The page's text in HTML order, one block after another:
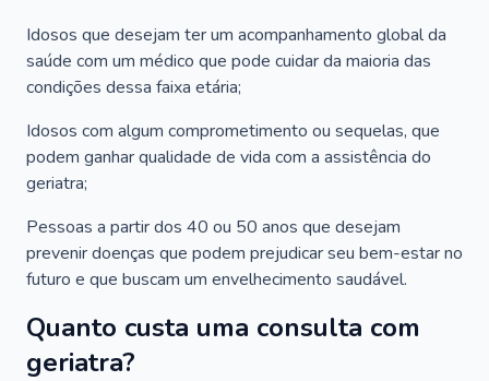
Idosos que desejam ter um acompanhamento global da
saúde com um médico que pode cuidar da maioria das
condições dessa faixa etária;
Idosos com algum comprometimento ou sequelas, que
podem ganhar qualidade de vida com a assistência do
geriatra;
Pessoas a partir dos 40 ou 50 anos que desejam
prevenir doenças que podem prejudicar seu bem-estar no
futuro e que buscam um envelhecimento saudável.
Quanto custa uma consulta com
geriatra?